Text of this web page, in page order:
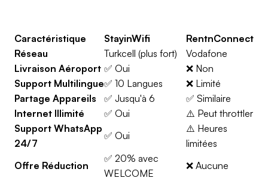
Caractéristique StayinWifi
RentnConnect
Réseau
Turkcell (plus fort)
Vodafone
Livraison Aéroport ✅ Oui
❌ Non
Support Multilingue✅ 10 Langues
❌ Limité
Partage Appareils
✅ Jusqu'à 6
✅ Similaire
Internet Illimité
✅ Oui
⚠️ Peut throttler
Support WhatsApp
24/7
✅ Oui
⚠️ Heures
limitées
Offre Réduction
✅ 20% avec
WELCOME
❌ Aucune